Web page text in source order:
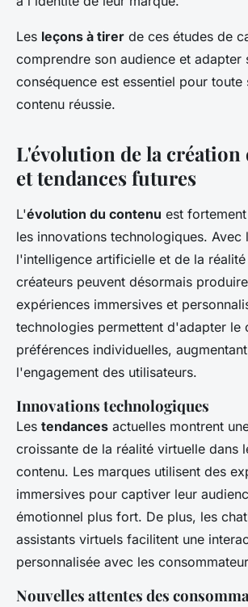
Les leçons à tirer de ces études de
comprendre son audience et adapter
conséquence est essentiel pour toute
contenu réussie.
L'évolution de la création
et tendances futures
L'évolution du contenu est
les innovations technologiques. Avec
l'intelligence artificielle et de la
créateurs peuvent désormais
expériences immersives et
technologies permettent d'adapter le
préférences individuelles,
l'engagement des utilisateurs.
Innovations technologiques
Les tendances actuelles montrent
croissante de la réalité virtuelle dans
contenu. Les marques utilisent des
immersives pour captiver leur
émotionnel plus fort. De plus, les
assistants virtuels facilitent une
personnalisée avec les
Nouvelles attentes des